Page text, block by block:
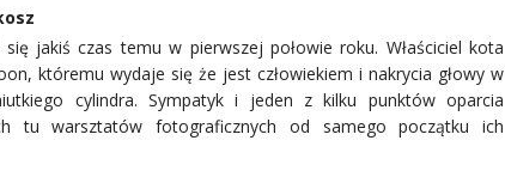
się jakiś czas temu w pierwszej połowie roku. Właściciel kota
któremu wydaje się że jest człowiekiem i nakrycia głowy w
cylindra. Sympatyk i jeden z kilku punktów oparcia
tu warsztatów fotograficznych od samego początku ich